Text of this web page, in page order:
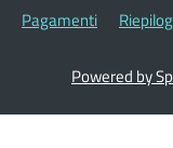
Pagamenti
Powered by